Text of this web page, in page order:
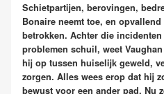
Schietpartijen, berovingen,
Bonaire neemt toe, en
betrokken. Achter die
problemen schuil, weet
hij op tussen huiselijk geweld,
zorgen. Alles wees erop dat hij
bewust voor een ander pad. Nu